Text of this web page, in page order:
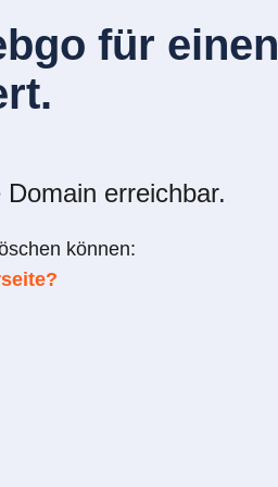
für einen
erreichbar.
können: